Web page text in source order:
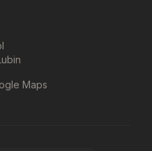
Maps